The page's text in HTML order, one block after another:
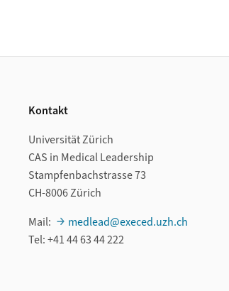
Kontakt
Universität Zürich
CAS in Medical Leadership
Stampfenbachstrasse 73
CH-8006 Zürich
Mail:
medlead@execed.uzh.ch
Tel: +41 44 63 44 222